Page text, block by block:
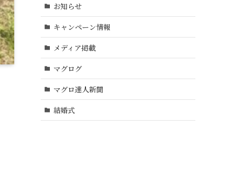
お知らせ
キャンペーン情報
メディア掲載
マグログ
マグロ達人新聞
結婚式